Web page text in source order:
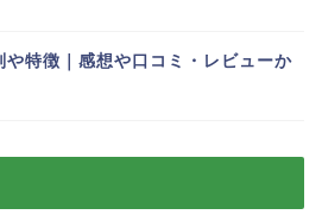
特徴｜感想や口コミ・レビューか